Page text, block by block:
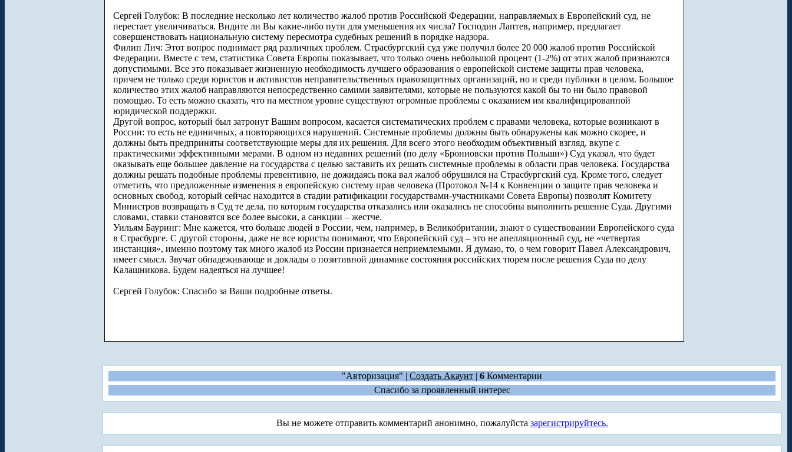
Сергей Голубок: В последние несколько лет количество жалоб против Российской Федерации, направляемых в Европейский суд, не
перестает увеличиваться. Видите ли Вы какие-либо пути для уменьшения их числа? Господин Лаптев, например, предлагает
совершенствовать национальную систему пересмотра судебных решений в порядке надзора.
Филип Лич: Этот вопрос поднимает ряд различных проблем. Страсбургский суд уже получил более 20 000 жалоб против Российской
Федерации. Вместе с тем, статистика Совета Европы показывает, что только очень небольшой процент (1-2%) от этих жалоб признаются
допустимыми. Все это показывает жизненную необходимость лучшего образования о европейской системе защиты прав человека,
причем не только среди юристов и активистов неправительственных правозащитных организаций, но и среди публики в целом. Большое
количество этих жалоб направляются непосредственно самими заявителями, которые не пользуются какой бы то ни было правовой
помощью. То есть можно сказать, что на местном уровне существуют огромные проблемы с оказанием им квалифицированной
юридической поддержки.
Другой вопрос, который был затронут Вашим вопросом, касается систематических проблем с правами человека, которые возникают в
России: то есть не единичных, а повторяющихся нарушений. Системные проблемы должны быть обнаружены как можно скорее, и
должны быть предприняты соответствующие меры для их решения. Для всего этого необходим объективный взгляд, вкупе с
практическими эффективными мерами. В одном из недавних решений (по делу «Брониовски против Польши») Суд указал, что будет
оказывать еще большее давление на государства с целью заставить их решать системные проблемы в области прав человека. Государства
должны решать подобные проблемы превентивно, не дожидаясь пока вал жалоб обрушился на Страсбургский суд. Кроме того, следует
отметить, что предложенные изменения в европейскую систему прав человека (Протокол №14 к Конвенции о защите прав человека и
основных свобод, который сейчас находится в стадии ратификации государствами-участниками Совета Европы) позволят Комитету
Министров возвращать в Суд те дела, по которым государства отказались или оказались не способны выполнить решение Суда. Другими
словами, ставки становятся все более высоки, а санкции – жестче.
Уильям Бауринг: Мне кажется, что больше людей в России, чем, например, в Великобритании, знают о существовании Европейского суда
в Страсбурге. С другой стороны, даже не все юристы понимают, что Европейский суд – это не апелляционный суд, не «четвертая
инстанция», именно поэтому так много жалоб из России признается неприемлемыми. Я думаю, то, о чем говорит Павел Александрович,
имеет смысл. Звучат обнадеживающе и доклады о позитивной динамике состояния российских тюрем после решения Суда по делу
Калашникова. Будем надеяться на лучшее!
Сергей Голубок: Спасибо за Ваши подробные ответы.
"Авторизация" | Создать Акаунт | 6 Комментарии
Спасибо за проявленный интерес
Вы не можете отправить комментарий анонимно, пожалуйста зарегистрируйтесь.